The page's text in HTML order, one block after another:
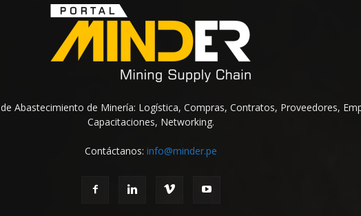
Abastecimiento de Minería: Logística, Compras, Contratos, Proveedores,
Capacitaciones, Networking.
Contáctanos: info@minder.pe